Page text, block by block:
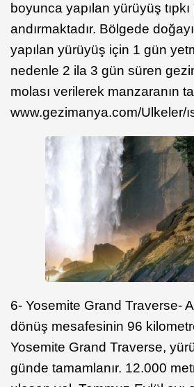
boyunca yapılan yürüyüş tıpkı
andırmaktadır. Bölgede
yapılan yürüyüş için 1 gün
nedenle 2 ila 3 gün süren
molası verilerek manzaranın
www.gezimanya.com/Ulkeler/
6- Yosemite Grand Traverse-
dönüş mesafesinin 96
Yosemite Grand Traverse,
günde tamamlanır. 12.000